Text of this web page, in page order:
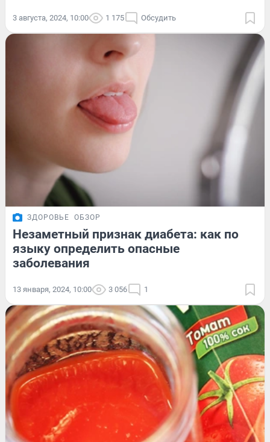
3 августа, 2024, 10:00 1 175 Обсудить
ЗДОРОВЬЕ ОБЗОР
Незаметный признак диабета: как по
языку определить опасные
заболевания
13 января, 2024, 10:00 3 056 1